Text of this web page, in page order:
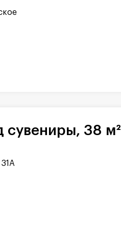
сувениры, 38 м²